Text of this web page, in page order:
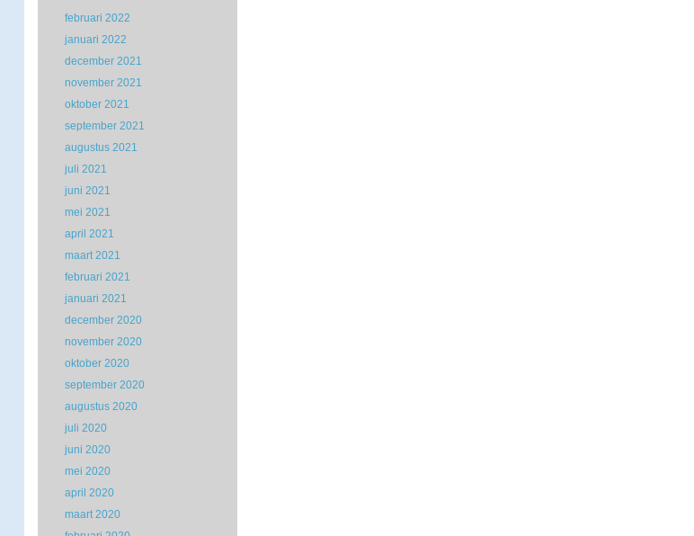
februari 2022
januari 2022
december 2021
november 2021
oktober 2021
september 2021
augustus 2021
juli 2021
juni 2021
mei 2021
april 2021
maart 2021
februari 2021
januari 2021
december 2020
november 2020
oktober 2020
september 2020
augustus 2020
juli 2020
juni 2020
mei 2020
april 2020
maart 2020